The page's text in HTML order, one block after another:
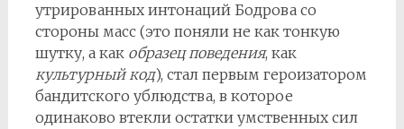
утрированных интонаций Бодрова со
стороны масс (это поняли не как тонкую
шутку, а какобразец поведения, как
культурный код), стал первым героизатором
бандитского ублюдства, в которое
одинаково втекли остатки умственных сил